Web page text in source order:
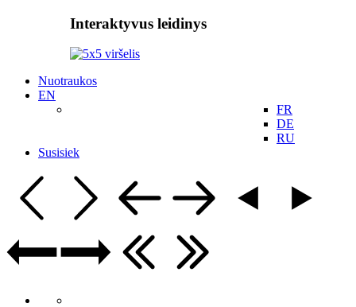
Interaktyvus leidinys
Nuotraukos
EN
FR
DE
RU
Susisiek